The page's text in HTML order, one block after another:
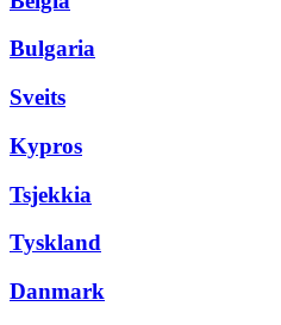
Bulgaria
Sveits
Kypros
Tsjekkia
Tyskland
Danmark